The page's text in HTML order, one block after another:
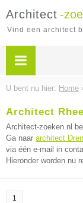
Architect -
Vind een architect
U bent nu hier: Home
Architect
Architect-zoeken.nl
Ga naar architect
via één e-mail in
Hieronder worden nu
1